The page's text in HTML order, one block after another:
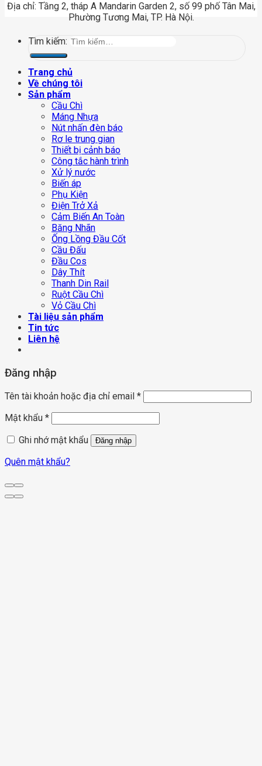
Địa chỉ: Tầng 2, tháp A Mandarin Garden 2, số 99 phố Tân Mai,
Phường Tương Mai, TP. Hà Nội.
Tìm kiếm:
Trang chủ
Về chúng tôi
Sản phẩm
Cầu Chì
Máng Nhựa
Nút nhấn đèn báo
Rơ le trung gian
Thiết bị cảnh báo
Công tắc hành trình
Xử lý nước
Biến áp
Phụ Kiện
Điện Trở Xả
Cảm Biến An Toàn
Băng Nhãn
Ống Lồng Đầu Cốt
Cầu Đấu
Đầu Cos
Dây Thít
Thanh Din Rail
Ruột Cầu Chì
Vỏ Cầu Chì
Tài liệu sản phẩm
Tin tức
Liên hệ
Đăng nhập
Tên tài khoản hoặc địa chỉ email *
Mật khẩu *
Ghi nhớ mật khẩu
Đăng nhập
Quên mật khẩu?